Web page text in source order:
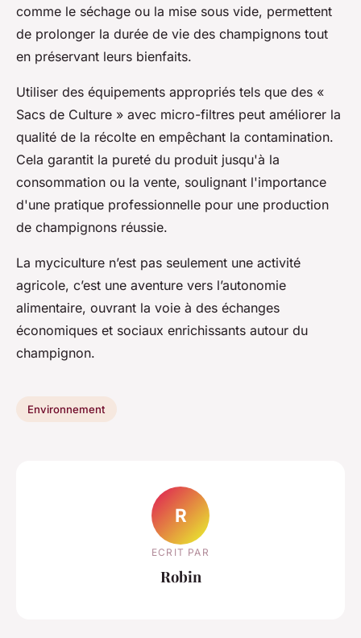
comme le séchage ou la mise sous vide, permettent
de prolonger la durée de vie des champignons tout
en préservant leurs bienfaits.
Utiliser des équipements appropriés tels que des «
Sacs de Culture » avec micro-filtres peut améliorer la
qualité de la récolte en empêchant la contamination.
Cela garantit la pureté du produit jusqu'à la
consommation ou la vente, soulignant l'importance
d'une pratique professionnelle pour une production
de champignons réussie.
La myciculture n’est pas seulement une activité
agricole, c’est une aventure vers l’autonomie
alimentaire, ouvrant la voie à des échanges
économiques et sociaux enrichissants autour du
champignon.
Environnement
R
ECRIT PAR
Robin